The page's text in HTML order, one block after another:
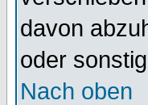
davon
oder
Nach oben